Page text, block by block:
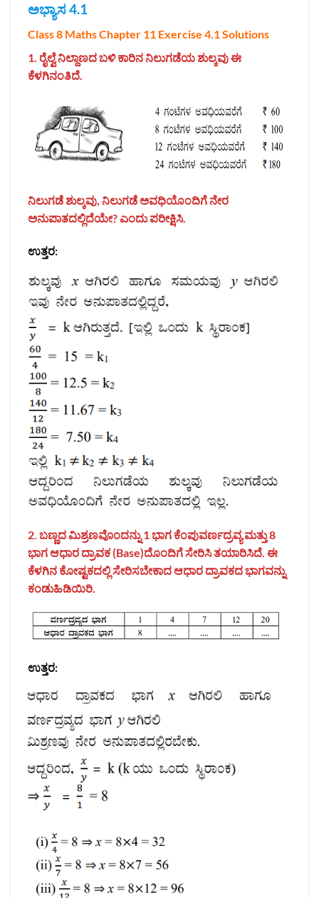
ಅಭ್ಯಾಸ 4.1
Class 8 Maths Chapter 11 Exercise 4.1 Solutions
1. ರೈಲ್ವೆ ನಿಲ್ದಾಣದ ಬಳಿ ಕಾರಿನ ನಿಲುಗಡೆಯ ಶುಲ್ಕವು ಈ
ಕೆಳಗಿನಂತಿದೆ.
ನಿಲುಗಡೆ ಶುಲ್ಕವು, ನಿಲುಗಡೆ ಅವಧಿಯೊಂದಿಗೆ ನೇರ
ಅನುಪಾತದಲ್ಲಿದೆಯೇ? ಎಂದು ಪರೀಕ್ಷಿಸಿ.
ಉತ್ತರ:
2. ಬಣ್ಣದ ಮಿಶ್ರಣವೊಂದನ್ನು 1 ಭಾಗ ಕೆಂಪುವರ್ಣದ್ರವ್ಯ ಮತ್ತು 8
ಭಾಗ ಆಧಾರ ದ್ರಾವಕ (Base)ದೊಂದಿಗೆ ಸೇರಿಸಿ ತಯಾರಿಸಿದೆ. ಈ
ಕೆಳಗಿನ ಕೋಷ್ಟಕದಲ್ಲಿ ಸೇರಿಸಬೇಕಾದ ಆಧಾರ ದ್ರಾವಕದ ಭಾಗವನ್ನು
ಕಂಡುಹಿಡಿಯಿರಿ.
ಉತ್ತರ: